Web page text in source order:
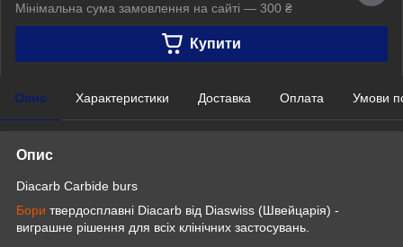
Мінімальна сума замовлення на сайті — 300 ₴
Купити
Опис Характеристики Доставка Оплата Умови
Опис
Diacarb Carbide burs
Бори твердосплавні Diacarb від Diaswiss (Швейцарія) -
виграшне рішення для всіх клінічних застосувань.